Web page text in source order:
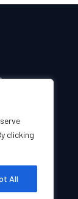
clicking
All